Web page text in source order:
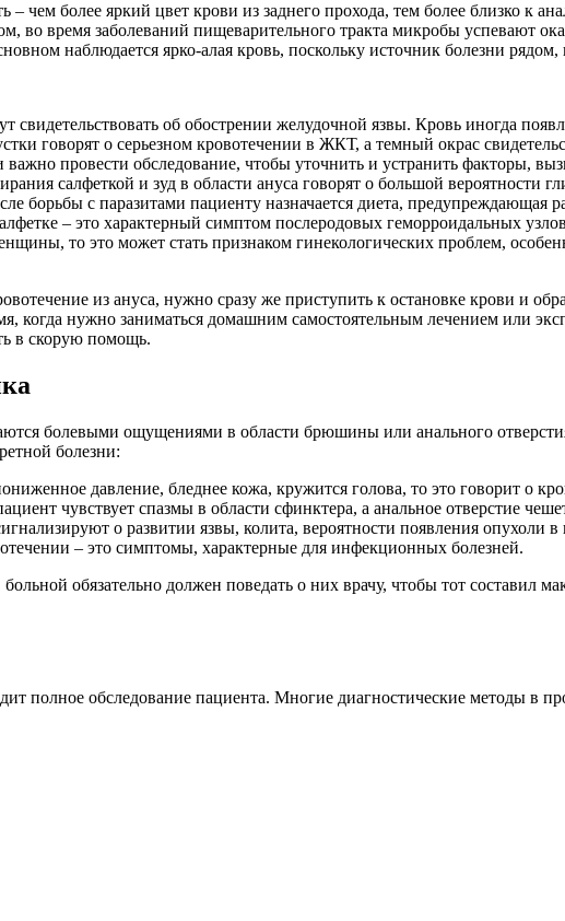
– чем более яркий цвет крови из заднего прохода, тем более близко к
во время заболеваний пищеварительного тракта микробы успевают
наблюдается ярко-алая кровь, поскольку источник болезни рядом,
свидетельствовать об обострении желудочной язвы. Кровь иногда
говорят о серьезном кровотечении в ЖКТ, а темный окрас
провести обследование, чтобы уточнить и устранить факторы,
салфеткой и зуд в области ануса говорят о большой
борьбы с паразитами пациенту назначается диета, предупреждающая
– это характерный симптом послеродовых геморроидальных
то это может стать признаком гинекологических проблем,
из ануса, нужно сразу же приступить к остановке крови и
когда нужно заниматься домашним самостоятельным лечением или
в скорую помощь.
болевыми ощущениями в области брюшины или анального
болезни:
давление, бледнее кожа, кружится голова, то это говорит о
чувствует спазмы в области сфинктера, а анальное отверстие
о развитии язвы, колита, вероятности появления опухоли
– это симптомы, характерные для инфекционных болезней.
обязательно должен поведать о них врачу, чтобы тот
полное обследование пациента. Многие диагностические методы в